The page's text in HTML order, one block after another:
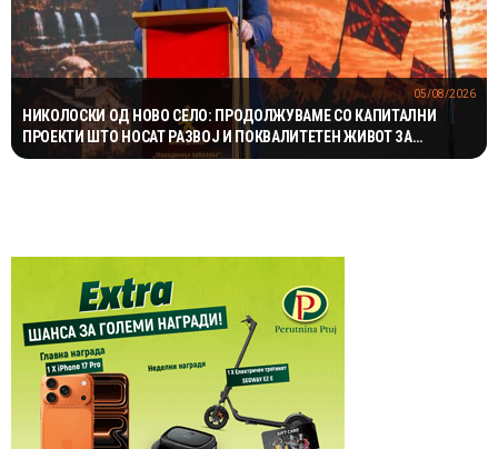
НИКОЛОСКИ ОД НОВО СЕЛО: ПРОДОЛЖУВАМЕ СО КАПИТАЛНИ
ПРОЕКТИ ШТО НОСАТ РАЗВОЈ И ПОКВАЛИТЕТЕН ЖИВОТ ЗА
ГРАЃАНИТЕ
05/08/2026